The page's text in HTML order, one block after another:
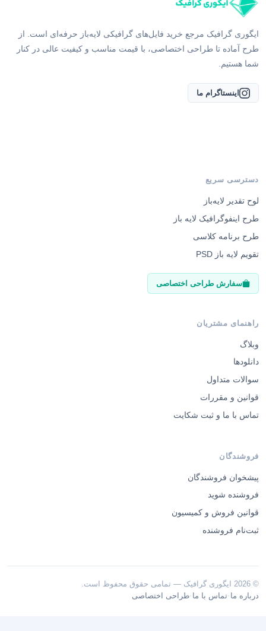
ایگوری گرافیک مرجع خرید فایل‌های گرافیکی لایه‌باز حرفه‌ای است. از
طرح آماده تا طراحی اختصاصی، با قیمت مناسب و کیفیت عالی در کنار
شما هستیم.
اینستاگرام ما
دسترسی سریع
لوح تقدیر لایه‌باز
طرح اینفوگرافیک لایه باز
طرح برنامه کلاسی
تقویم لایه باز PSD
سفارش طراحی اختصاصی
راهنمای مشتریان
وبلاگ
دانلودها
سوالات متداول
قوانین و مقررات
تماس با ما و ثبت شکایت
فروشندگان
پیشخوان فروشندگان
فروشنده شوید
قوانین فروش و کمیسیون
ثبت‌نام فروشنده
© 2026 ایگوری گرافیک — تمامی حقوق محفوظ است.
درباره ما ·تماس با ما ·طراحی اختصاصی